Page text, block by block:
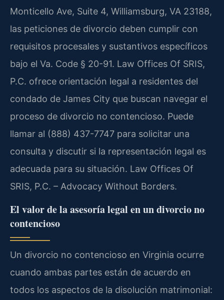
Monticello Ave, Suite 4, Williamsburg, VA 23188,
las peticiones de divorcio deben cumplir con
requisitos procesales y sustantivos específicos
bajo el Va. Code § 20-91. Law Offices Of SRIS,
P.C. ofrece orientación legal a residentes del
condado de James City que buscan navegar el
proceso de divorcio no contencioso. Puede
llamar al (888) 437-7747 para solicitar una
consulta y discutir si la representación legal es
adecuada para su situación. Law Offices Of
SRIS, P.C. – Advocacy Without Borders.
El valor de la asesoría legal en un divorcio no
contencioso
Un divorcio no contencioso en Virginia ocurre
cuando ambas partes están de acuerdo en
todos los aspectos de la disolución matrimonial: